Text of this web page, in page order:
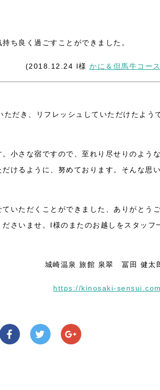
ち良く過ごすことができました。
(2018.12.24 I様 かに＆但馬牛コース
だき、リフレッシュしていただけたよう
小さな宿ですので、至れり尽せりのような
けるように、努めております。そんな思い
いただくことができました、ありがとうご
さいませ。I様のまたのお越しをスタッフ
城崎温泉 旅館 泉翠 冨田 健太
https://kinosaki-